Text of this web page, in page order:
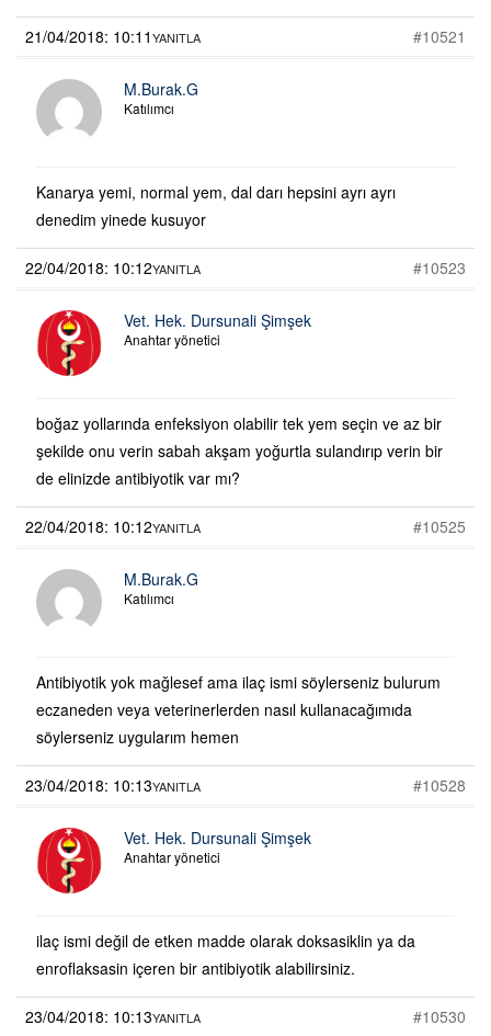
21/04/2018: 10:11 #10521
YANITLA
M.Burak.G
Katılımcı
Kanarya yemi, normal yem, dal darı hepsini ayrı ayrı
denedim yinede kusuyor
22/04/2018: 10:12 #10523
YANITLA
Vet. Hek. Dursunali Şimşek
Anahtar yönetici
boğaz yollarında enfeksiyon olabilir tek yem seçin ve az bir
şekilde onu verin sabah akşam yoğurtla sulandırıp verin bir
de elinizde antibiyotik var mı?
22/04/2018: 10:12 #10525
YANITLA
M.Burak.G
Katılımcı
Antibiyotik yok mağlesef ama ilaç ismi söylerseniz bulurum
eczaneden veya veterinerlerden nasıl kullanacağımıda
söylerseniz uygularım hemen
23/04/2018: 10:13 #10528
YANITLA
Vet. Hek. Dursunali Şimşek
Anahtar yönetici
ilaç ismi değil de etken madde olarak doksasiklin ya da
enroflaksasin içeren bir antibiyotik alabilirsiniz.
23/04/2018: 10:13 #10530
YANITLA